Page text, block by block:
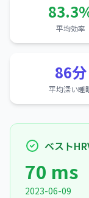
平均効率
86分
平均深い睡
ベスト
70 ms
2023-06-09